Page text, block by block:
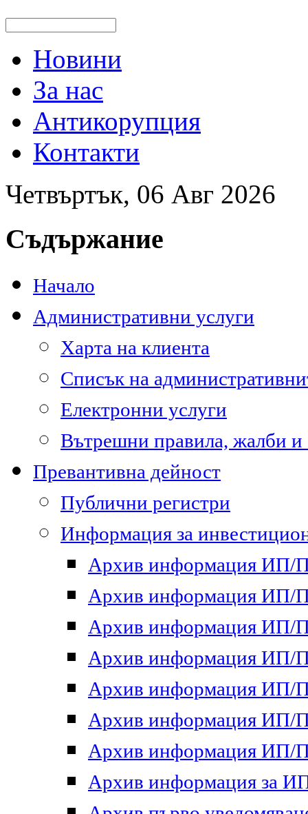
Новини
За нас
Антикорупция
Контакти
Четвъртък, 06 Авг 2026
Съдържание
Начало
Административни услуги
Харта на клиента
Списък на
Електронни услуги
Вътрешни правила, жалби и
Превантивна дейност
Публични регистри
Информация за
Архив информация ИП/
Архив информация ИП/
Архив информация ИП/
Архив информация ИП/
Архив информация ИП/
Архив информация ИП/
Архив информация ИП/
Архив информация за